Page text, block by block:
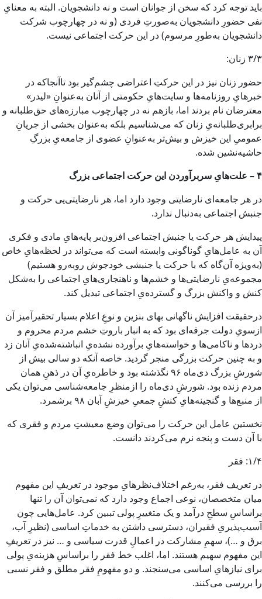
باید توجه کرد که سخن از جوانان است و نه دانشجویان. البته به معنایِ
نفی حضورِ دانشجویان به‌صورتِ فردی (و نه در چهارچوب شرکت
دانشجویان به‌طورِ مرسوم) در این حرکت اجتماعی نیست.
۳/۳ زنان:
حضور زنان نیز در این حرکتِ اعتراضی چشم‌گیر بود تاآنجاکه در
خبرهایِ روزنامه‌ها و سایت‌هایِ حکومتی از آنان به‌عنوانِ «لیدر»
معترضان نام بردند اما، بازهم نه در چهارچوب مبارزه‌های حق‌طلبانه و
برابری‌طلبانه‌یِ زنان که می‌شناسیم بلکه به‌عنوان بخشی از جریانِ
عمومیِ این خیزش و بیش‌تر به‌عنوانِ عضوی از جامعه‌یِ بزرگِ
حاشیه‌نشین شده.
۴ – علت‌هایِ سربرآوردن این حرکت اجتماعی بزرگ
در هر جامعه‌ای نارضایتی وجود دارد اما، هر نارضایتی‌یی حرکت و
جنبش اجتماعی به‌دنبال ندارد.
پیدایش هر حرکت یا جنبش اجتماعی افزون‌بر پایه‌هایِ مادی و فکری
آن به عامل‌هایِ گوناگونی وابسته است که می‌تواند در لحظه‌هایِ خاص
(به‌ویژه آن‌گاه ‌که با حرکت یا جنبشی خودجوش روبه‌رو هستیم)
مجموعه‌یِ نارضایتی‌ها و خشم‌ها و ناهنجاری‌هایِ اجتماعی را به‌شکل
کنش و واکنش بزرگ و گسترده‌یِ اجتماعی تبدیل کند.
درحقیقت افزایش ناگهانی بهای بنزین و نوعِ اعلام بسیار تحقیرآمیز آن
ازسویِ دولت جرقه‌ای بود که به انبار باروتِ خشم مردم محروم و
دردها و ناکامی‌ها و خواسته‌هایِ برآورده نشده‌یِ انباشته‌شده‌یِ آنان زد
و به چنین حرکت بزرگی منجر گردید. خاصه آنکه دو سالی بیش از
شورشِ بزرگ دی‌ماه ۹۶ نگذشته بود و خاطره‌یِ آن در ذهنِ همان
مردم زنده بود. شورشِ دی‌ماه را ازمنظرِ جامعه‌شناسی می‌توان یکی
از منبع‌ها و گنجینه‌هایِ کنشِ جمعیِ خیزشِ آبان ۹۸ برشمرد.
نخستین عامل این حرکت را می‌توان وضع معیشتِ مردم و فقری که
با آن دست‌ و پنجه نرم می‌کردند دانست.
۱/۴: فقر
در تعریف فقر، به‌رغم اختلاف‌نظرهایِ موجود در تعریفِ این مفهوم
میان متخصصان، نوعی اجماع وجود دارد که نمی‌توان آن را تنها
براساسِ سطحِ درآمد و یک متغییرِ پولی تببین کرد. عامل‌هایی چون
آسیب‌پذیریِ فقیران، دسترسی داشتن به خدماتِ اساسی (نظیرِ آب،
برق و …)، سهمِ مشارکت در اعمالِ قدرت سیاسی و … نیز در تعریفِ
این مفهوم سهیم هستند. اما، اغلب خط فقر را براساسِ هزینه‌یِ پولی
برای نیازهایِ اساسی می‌سنجند. و دو مفهومِ فقر مطلق و فقر نسبی
را بررسی می‌کنند.